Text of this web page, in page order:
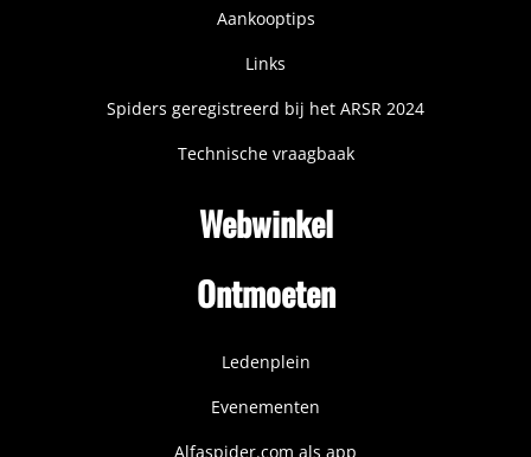
Aankooptips
Links
Spiders geregistreerd bij het ARSR 2024
Technische vraagbaak
Webwinkel
Ontmoeten
Ledenplein
Evenementen
Alfaspider.com als app